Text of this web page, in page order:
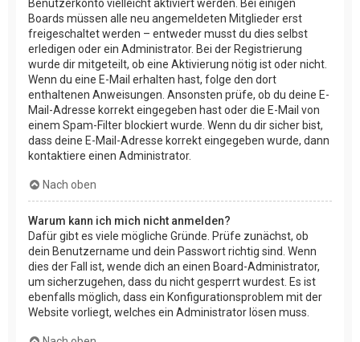
Benutzerkonto vielleicht aktiviert werden. Bei einigen
Boards müssen alle neu angemeldeten Mitglieder erst
freigeschaltet werden – entweder musst du dies selbst
erledigen oder ein Administrator. Bei der Registrierung
wurde dir mitgeteilt, ob eine Aktivierung nötig ist oder nicht.
Wenn du eine E-Mail erhalten hast, folge den dort
enthaltenen Anweisungen. Ansonsten prüfe, ob du deine E-
Mail-Adresse korrekt eingegeben hast oder die E-Mail von
einem Spam-Filter blockiert wurde. Wenn du dir sicher bist,
dass deine E-Mail-Adresse korrekt eingegeben wurde, dann
kontaktiere einen Administrator.
Nach oben
Warum kann ich mich nicht anmelden?
Dafür gibt es viele mögliche Gründe. Prüfe zunächst, ob
dein Benutzername und dein Passwort richtig sind. Wenn
dies der Fall ist, wende dich an einen Board-Administrator,
um sicherzugehen, dass du nicht gesperrt wurdest. Es ist
ebenfalls möglich, dass ein Konfigurationsproblem mit der
Website vorliegt, welches ein Administrator lösen muss.